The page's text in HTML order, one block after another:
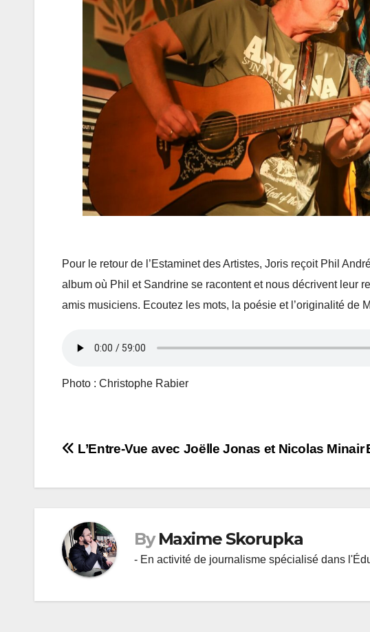
Pour le retour de l’Estaminet des Artistes, Joris reçoit Phil
album où Phil et Sandrine se racontent et nous décrivent leur
amis musiciens. Ecoutez les mots, la poésie et l’originalité de
Photo : Christophe Rabier
Navigation
de
L’Entre-Vue avec Joëlle Jonas et Nicolas Minair
By Maxime Skorupka
- En activité de journalisme spécialisé dans